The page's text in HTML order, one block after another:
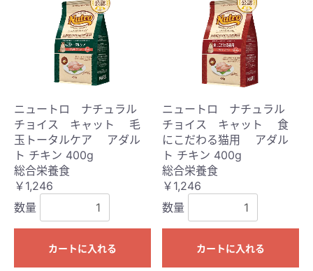
ニュートロ ナチュラル
チョイス キャット 毛
玉トータルケア アダル
ト チキン 400g
総合栄養食
￥1,246
数量
カートに入れる
ニュートロ ナチュラル
チョイス キャット 食
にこだわる猫用 アダル
ト チキン 400g
総合栄養食
￥1,246
数量
カートに入れる